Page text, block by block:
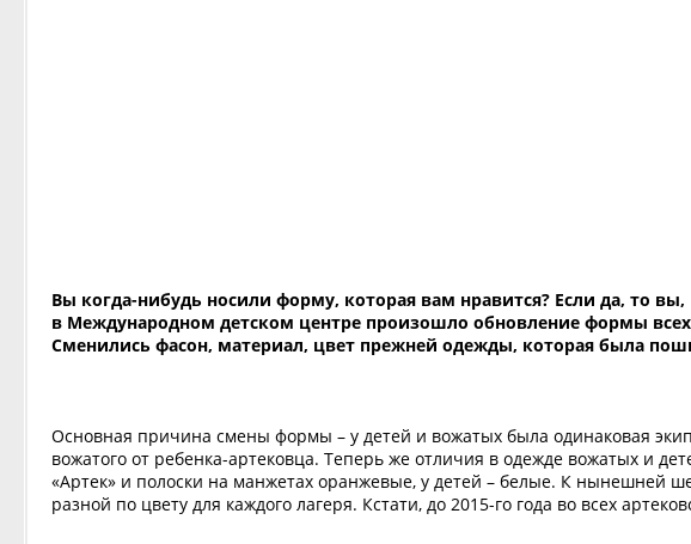
Вы когда-нибудь носили форму, которая вам нравится? Если да, то
в Международном детском центре произошло обновление формы всех
Сменились фасон, материал, цвет прежней одежды, которая была
Основная причина смены формы – у детей и вожатых была одинаковая
вожатого от ребенка-артековца. Теперь же отличия в одежде вожатых и
«Артек» и полоски на манжетах оранжевые, у детей – белые. К нынешней
разной по цвету для каждого лагеря. Кстати, до 2015-го года во всех